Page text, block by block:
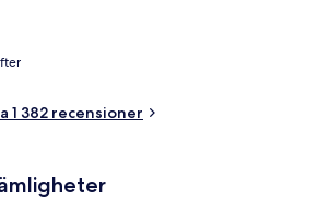
Den hjälpsamma personalen och läget
resenärer. Boendet ligger bara en kort
Till Jonggak station tar det 5 minuter
station är det 6 minuter.
1 382 recensioner